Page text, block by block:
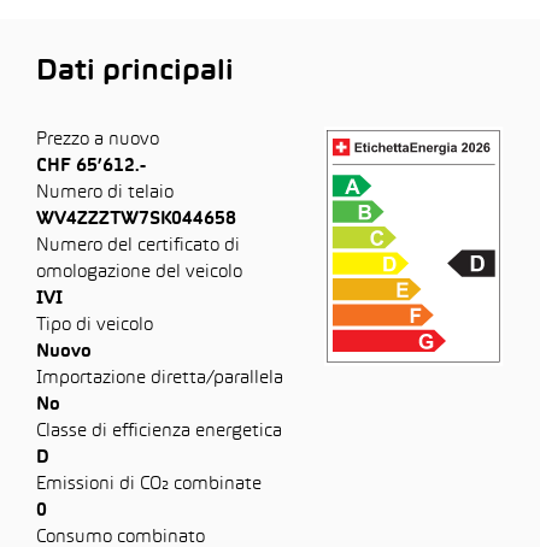
Dati principali
Prezzo a nuovo
CHF 65’612.-
Numero di telaio
WV4ZZZTW7SK044658
Numero del certificato di
omologazione del veicolo
IVI
Tipo di veicolo
Nuovo
Importazione diretta/parallela
No
Classe di efficienza energetica
D
Emissioni di CO₂ combinate
0
Consumo combinato